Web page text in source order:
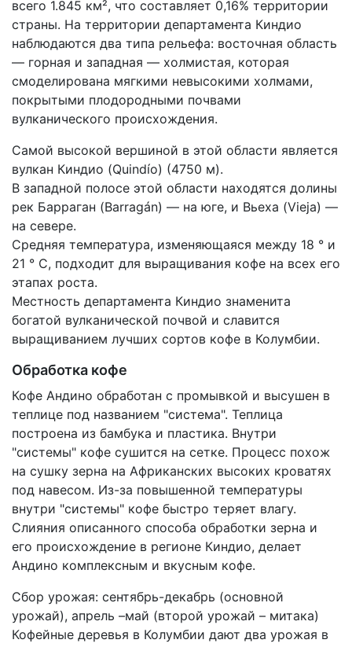
всего 1.845 км², что составляет 0,16% территории
страны. На территории департамента Киндио
наблюдаются два типа рельефа: восточная область
— горная и западная — холмистая, которая
смоделирована мягкими невысокими холмами,
покрытыми плодородными почвами
вулканического происхождения.
Самой высокой вершиной в этой области является
вулкан Киндио (Quindío) (4750 м).
В западной полосе этой области находятся долины
рек Барраган (Barragán) — на юге, и Вьеха (Vieja) —
на севере.
Средняя температура, изменяющаяся между 18 ° и
21 ° C, подходит для выращивания кофе на всех его
этапах роста.
Местность департамента Киндио знаменита
богатой вулканической почвой и славится
выращиванием лучших сортов кофе в Колумбии.
Обработка кофе
Кофе Андино обработан с промывкой и высушен в
теплице под названием "система". Теплица
построена из бамбука и пластика. Внутри
"системы" кофе сушится на сетке. Процесс похож
на сушку зерна на Африканских высоких кроватях
под навесом. Из-за повышенной температуры
внутри "системы" кофе быстро теряет влагу.
Слияния описанного способа обработки зерна и
его происхождение в регионе Киндио, делает
Андино комплексным и вкусным кофе.
Сбор урожая: сентябрь-декабрь (основной
урожай), апрель –май (второй урожай – митака)
Кофейные деревья в Колумбии дают два урожая в